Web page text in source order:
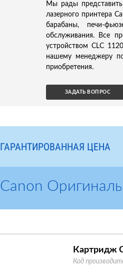
Мы рады
лазерного принтера
барабаны, печи-
обслуживания. Все
устройством CLC
нашему менеджеру
приобретения.
ЗАДАТЬ ВОПРОС
ГАРАНТИРОВАННАЯ ЦЕНА
Canon
Картридж
Код